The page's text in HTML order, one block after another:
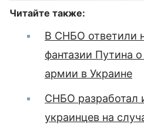
Читайте также:
В СНБО ответили
фантазии Путина
армии в Украине
СНБО разработал
украинцев на